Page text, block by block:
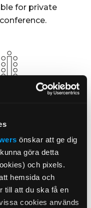
önskar att ge dig
göra detta
och pixels.
hemsida och
till att du ska få en
cookies används
for private